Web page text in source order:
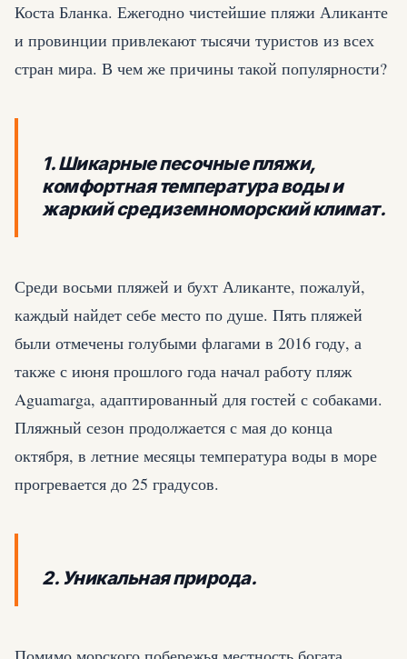
Коста Бланка. Ежегодно чистейшие пляжи Аликанте
и провинции привлекают тысячи туристов из всех
стран мира. В чем же причины такой популярности?
1. Шикарные песочные пляжи,
комфортная температура воды и
жаркий средиземноморский климат.
Среди восьми пляжей и бухт Аликанте, пожалуй,
каждый найдет себе место по душе. Пять пляжей
были отмечены голубыми флагами в 2016 году, а
также с июня прошлого года начал работу пляж
Aguamarga, адаптированный для гостей с собаками.
Пляжный сезон продолжается с мая до конца
октября, в летние месяцы температура воды в море
прогревается до 25 градусов.
2. Уникальная природа.